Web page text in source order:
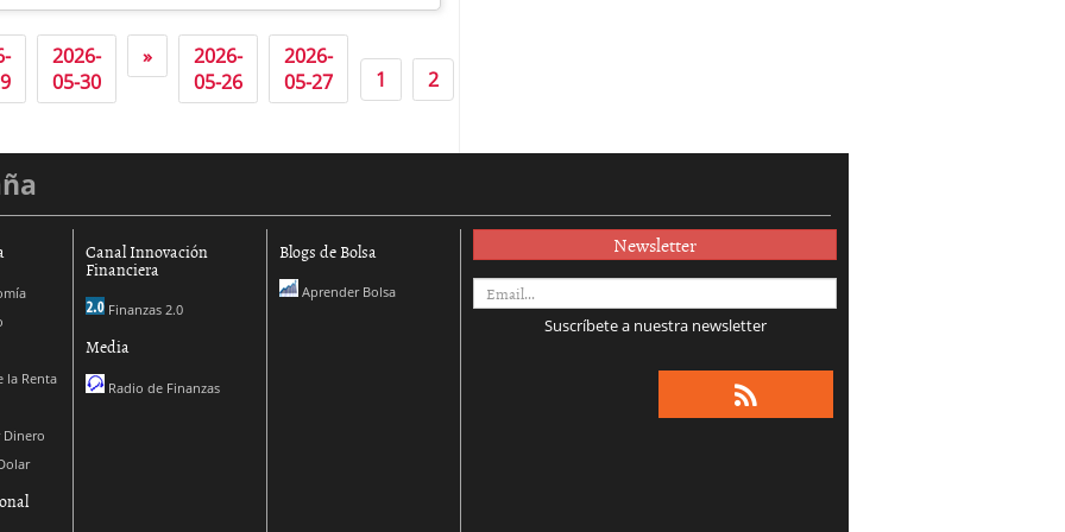
2026-
05-30
»
2026-
05-26
2026-
05-27
1 2
la Renta
Dinero
Canal Innovación
Financiera
Finanzas 2.0
Media
Radio de Finanzas
Blogs de Bolsa
Aprender Bolsa
Newsletter
Suscríbete a nuestra newsletter